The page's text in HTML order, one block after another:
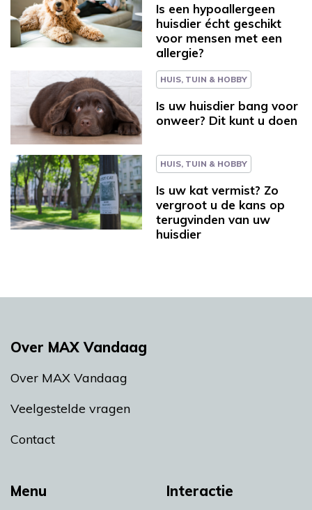
Is een hypoallergeen
huisdier écht geschikt
voor mensen met een
allergie?
HUIS, TUIN & HOBBY
Is uw huisdier bang voor
onweer? Dit kunt u doen
HUIS, TUIN & HOBBY
Is uw kat vermist? Zo
vergroot u de kans op
terugvinden van uw
huisdier
Menu Interactie
Over MAX Vandaag
Over MAX Vandaag
Veelgestelde vragen
Contact